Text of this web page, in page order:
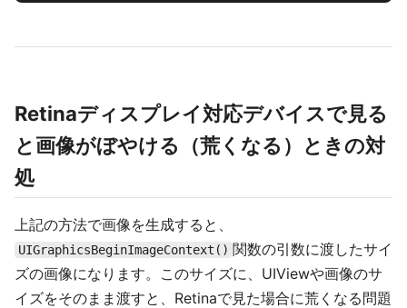
Retinaディスプレイ対応デバイスで見る
と画像がぼやける（荒くなる）ときの対
処
上記の方法で画像を生成すると、
UIGraphicsBeginImageContext() 関数の引数に渡したサイ
ズの画像になります。このサイズに、UIViewや画像のサ
イズをそのまま渡すと、Retinaで見た場合に荒くなる問題